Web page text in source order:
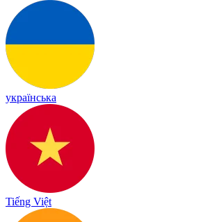
українська
Tiếng Việt